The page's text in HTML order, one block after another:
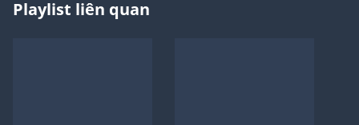
Playlist liên quan